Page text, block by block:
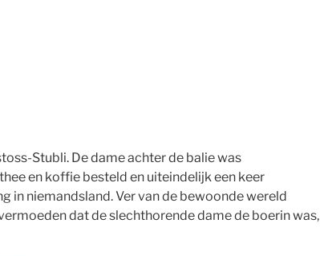
Stubli. De dame achter de balie was
en koffie besteld en uiteindelijk een keer
in niemandsland. Ver van de bewoonde wereld
dat de slechthorende dame de boerin was,